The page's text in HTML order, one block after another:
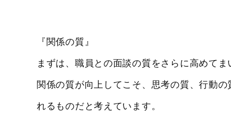
『関係の質』
まずは、職員との面談の質をさらに高めてま
関係の質が向上してこそ、思考の質、行動
れるものだと考えています。